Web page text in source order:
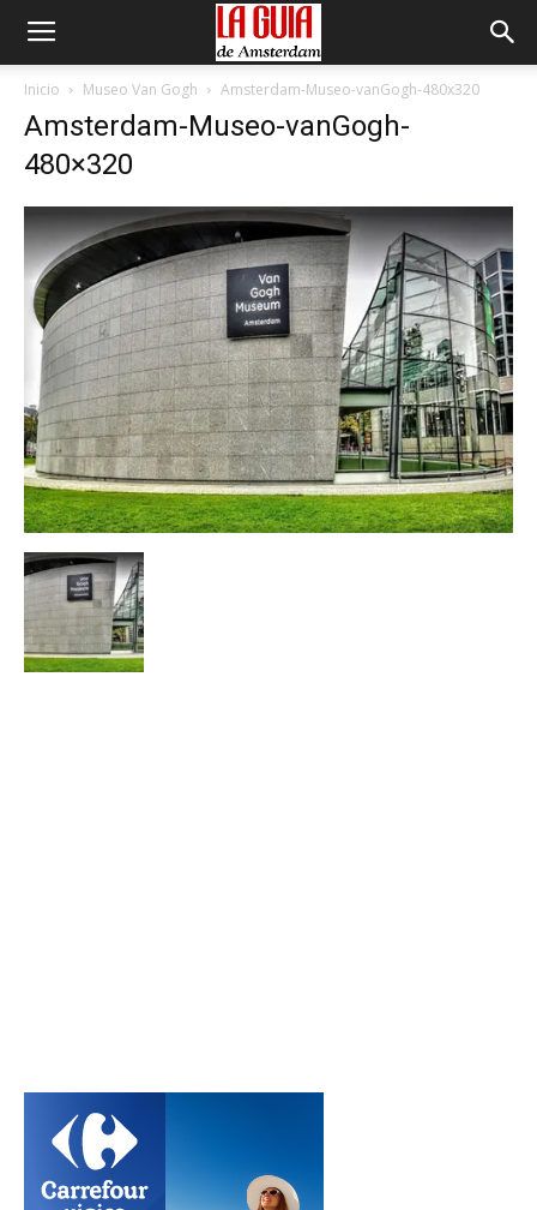
Inicio Museo Van Gogh Amsterdam-Museo-vanGogh-480x320
Amsterdam-Museo-vanGogh-
480×320